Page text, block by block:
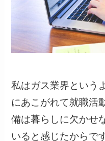
私はガス業界という
にあこがれて就職活
備は暮らしに欠かせ
いると感じたからで